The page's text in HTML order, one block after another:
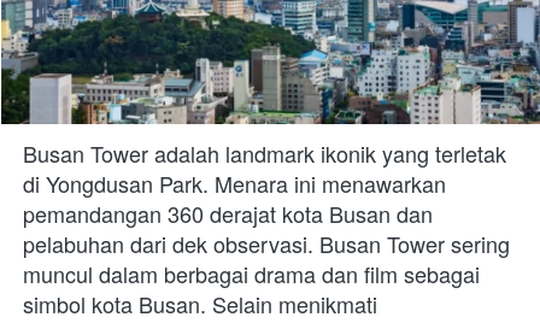
Busan Tower adalah landmark ikonik yang terletak
di Yongdusan Park. Menara ini menawarkan
pemandangan 360 derajat kota Busan dan
pelabuhan dari dek observasi. Busan Tower sering
muncul dalam berbagai drama dan film sebagai
simbol kota Busan. Selain menikmati